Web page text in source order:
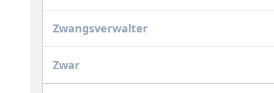
Zwangsverwalter
Zwar